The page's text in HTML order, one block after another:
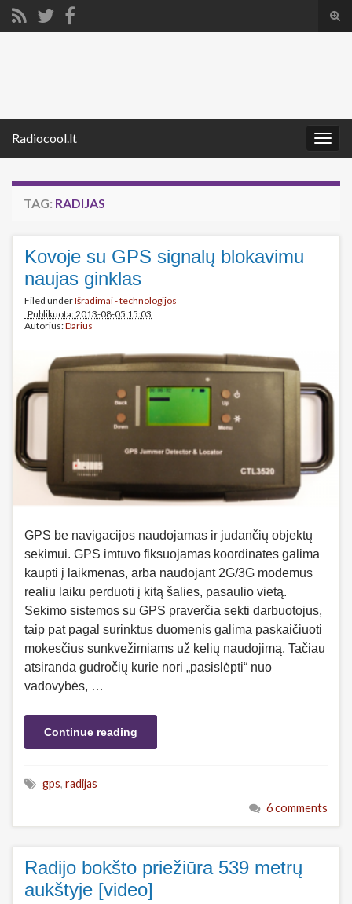
Radiocool.lt
TAG: RADIJAS
Kovoje su GPS signalų blokavimu
naujas ginklas
Filed underIšradimai - technologijos
Publikuota: 2013-08-05 15:03
Autorius:Darius
GPS be navigacijos naudojamas ir judančių objektų
sekimui. GPS imtuvo fiksuojamas koordinates galima
kaupti į laikmenas, arba naudojant 2G/3G modemus
realiu laiku perduoti į kitą šalies, pasaulio vietą.
Sekimo sistemos su GPS praverčia sekti darbuotojus,
taip pat pagal surinktus duomenis galima paskaičiuoti
mokesčius sunkvežimiams už kelių naudojimą. Tačiau
atsiranda gudročių kurie nori „pasislėpti“ nuo
vadovybės, …
Continue reading
gps, radijas
6 comments
Radijo bokšto priežiūra 539 metrų
aukštyje [video]